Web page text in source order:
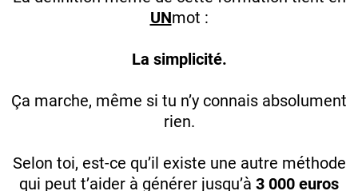
UNmot :
La simplicité.
Ça marche, même si tu n’y connais absolument
rien.
Selon toi, est-ce qu’il existe une autre méthode
qui peut t’aider à générer jusqu’à 3 000 euros